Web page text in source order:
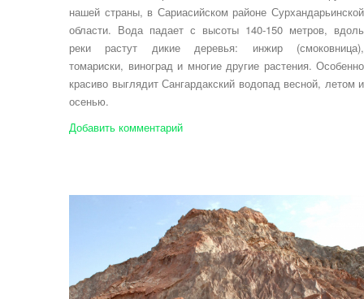
нашей страны, в Сариасийском районе Сурхандарьинской
области. Вода падает с высоты 140-150 метров, вдоль
реки растут дикие деревья: инжир (смоковница),
томариски, виноград и многие другие растения. Особенно
красиво выглядит Сангардакский водопад весной, летом и
осенью.
Добавить комментарий